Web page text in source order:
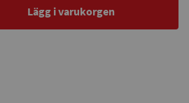
Lägg i varukorgen